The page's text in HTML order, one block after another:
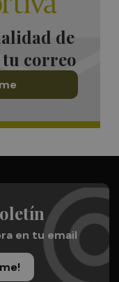
de
tu correo
en tu email